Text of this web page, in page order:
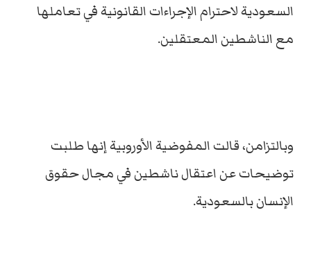
السعودية لاحترام الإجراءات القانونية في تعاملها
مع الناشطين المعتقلين.
وبالتزامن، قالت المفوضية الأوروبية إنها طلبت
توضيحات عن اعتقال ناشطين في مجال حقوق
الإنسان بالسعودية.